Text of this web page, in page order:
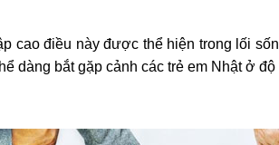
cao điều này được thể hiện trong lối
dàng bắt gặp cảnh các trẻ em Nhật ở